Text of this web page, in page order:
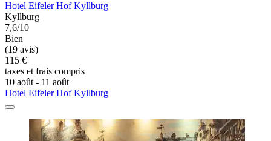
Hotel Eifeler Hof Kyllburg
Kyllburg
7,6/10
Bien
(19 avis)
115 €
taxes et frais compris
10 août - 11 août
Hotel Eifeler Hof Kyllburg